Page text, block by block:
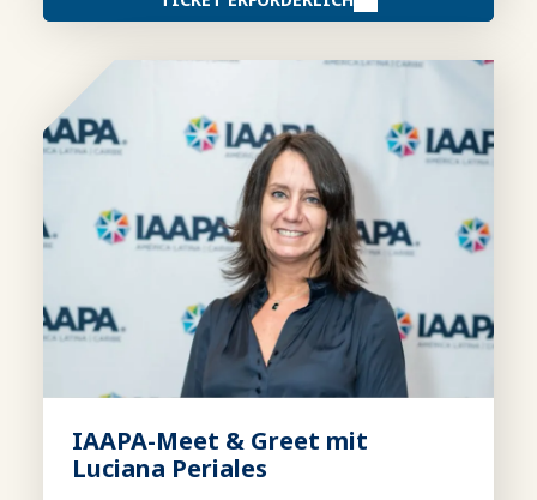
IAAPA-Meet & Greet mit
Luciana Periales